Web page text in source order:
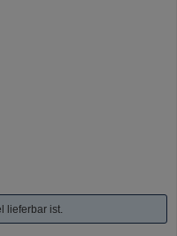
lieferbar ist.